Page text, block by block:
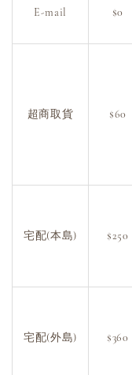
E-mail $0
超商取貨 $60
宅配(本島) $250
宅配(外島) $360